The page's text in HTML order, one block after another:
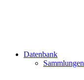
Datenbank
Sammlungen